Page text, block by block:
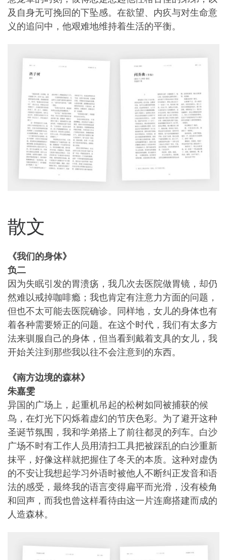
及自身无可挽回的下坠感。在欲望、内疚与对生命意
义的追问中，他艰难地维持着生活的平衡。
散文
《我们的身体》
负二
因为失眠引发的胃溃疡，我几次去医院做胃镜，却仍
然难以戒掉咖啡瘾；我也肯定有注意力方面的问题，
但也不太可能去医院确诊。同样地，女儿的身体也有
着各种需要矫正的问题。在这个时代，我们有太多方
法来驯服自己的身体，但当看到戴着支具的女儿，我
开始关注到那些我以往不会注意到的东西。
《南方边境的森林》
朱嘉雯
异国的广场上，起重机吊起的松树如同被捕获的候
鸟，在灯光下闪烁着虚幻的节庆色彩。为了避开这种
圣诞节氛围，我和学弟搭上了前往都灵的列车。白沙
广场不时有工作人员用清扫工具把被踩乱的白沙重新
抹平，好像这样就把握住了冬天的本质。这种对虚伪
的不安让我想起学习外语时被他人不断纠正发音和语
法的感受，最终我的语言变得扁平而光滑，没有棱角
和回声，而我也曾这样看待由这一片连廊搭建而成的
人造森林。